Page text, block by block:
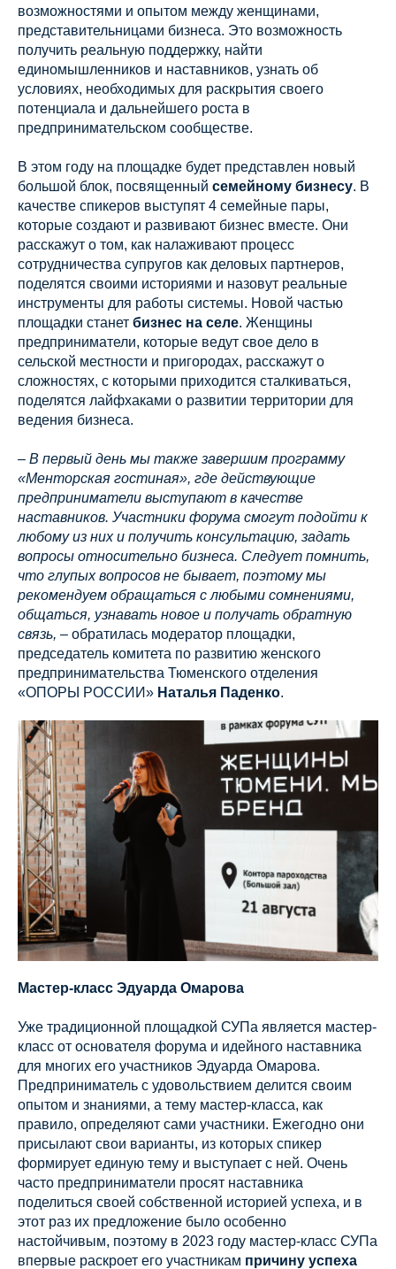
возможностями и опытом между женщинами,
представительницами бизнеса. Это возможность
получить реальную поддержку, найти
единомышленников и наставников, узнать об
условиях, необходимых для раскрытия своего
потенциала и дальнейшего роста в
предпринимательском сообществе.
В этом году на площадке будет представлен новый
большой блок, посвященный семейному бизнесу. В
качестве спикеров выступят 4 семейные пары,
которые создают и развивают бизнес вместе. Они
расскажут о том, как налаживают процесс
сотрудничества супругов как деловых партнеров,
поделятся своими историями и назовут реальные
инструменты для работы системы. Новой частью
площадки станет бизнес на селе. Женщины
предприниматели, которые ведут свое дело в
сельской местности и пригородах, расскажут о
сложностях, с которыми приходится сталкиваться,
поделятся лайфхаками о развитии территории для
ведения бизнеса.
– В первый день мы также завершим программу
«Менторская гостиная», где действующие
предприниматели выступают в качестве
наставников. Участники форума смогут подойти к
любому из них и получить консультацию, задать
вопросы относительно бизнеса. Следует помнить,
что глупых вопросов не бывает, поэтому мы
рекомендуем обращаться с любыми сомнениями,
общаться, узнавать новое и получать обратную
связь, – обратилась модератор площадки,
председатель комитета по развитию женского
предпринимательства Тюменского отделения
«ОПОРЫ РОССИИ» Наталья Паденко.
Мастер-класс Эдуарда Омарова
Уже традиционной площадкой СУПа является мастер-
класс от основателя форума и идейного наставника
для многих его участников Эдуарда Омарова.
Предприниматель с удовольствием делится своим
опытом и знаниями, а тему мастер-класса, как
правило, определяют сами участники. Ежегодно они
присылают свои варианты, из которых спикер
формирует единую тему и выступает с ней. Очень
часто предприниматели просят наставника
поделиться своей собственной историей успеха, и в
этот раз их предложение было особенно
настойчивым, поэтому в 2023 году мастер-класс СУПа
впервые раскроет его участникам причину успеха